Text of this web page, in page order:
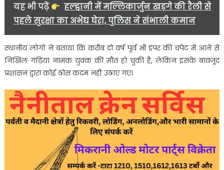
नोंकझोंक
यह भी पढ़ें
हल्द्वानी में मल्लिकार्जुन खड़गे की रैली से
पहले सुरक्षा का अभेद्य घेरा, पुलिस ने संभाली कमान
स्थानीय लोगों ने बताया कि करीब दो वर्ष पूर्व भी डंपर की चपेट में आने से
निखिल गढ़िया नामक युवक की मौत हो चुकी है, लेकिन इसके बावजूद
प्रशासन द्वारा कोई ठोस कदम नहीं उठाए गए।